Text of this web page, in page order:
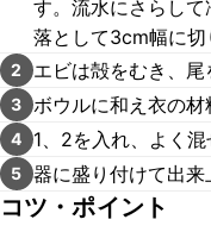
す。流水にさらし
落として3cm幅に切
2 エビは殻をむき、尾
3 ボウルに和え衣の材
4 1、2を入れ、よく混
5 器に盛り付けて出来
コツ・ポイント